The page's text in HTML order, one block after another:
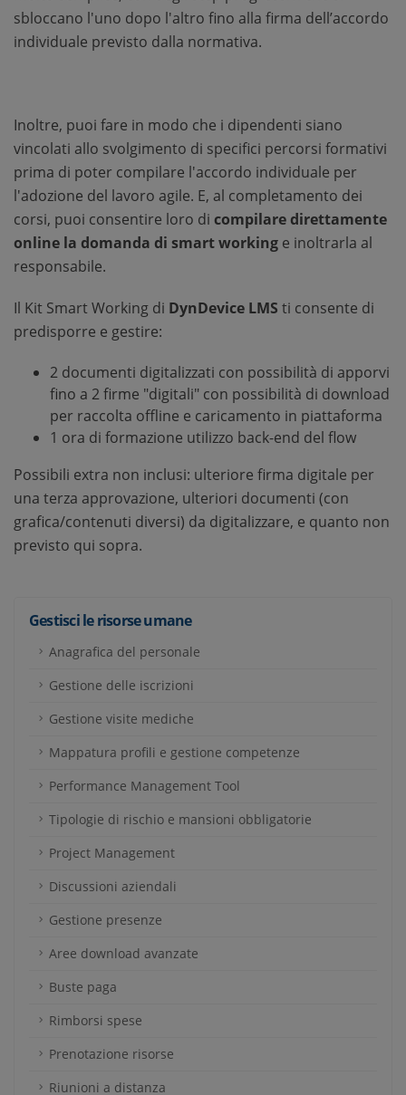
sbloccano l'uno dopo l'altro fino alla firma dell’accordo
individuale previsto dalla normativa.
Inoltre, puoi fare in modo che i dipendenti siano
vincolati allo svolgimento di specifici percorsi formativi
prima di poter compilare l'accordo individuale per
l'adozione del lavoro agile. E, al completamento dei
corsi, puoi consentire loro di compilare direttamente
online la domanda di smart working e inoltrarla al
responsabile.
Il Kit Smart Working di DynDevice LMS ti consente di
predisporre e gestire:
2 documenti digitalizzati con possibilità di apporvi
fino a 2 firme "digitali" con possibilità di download
per raccolta offline e caricamento in piattaforma
1 ora di formazione utilizzo back-end del flow
Possibili extra non inclusi: ulteriore firma digitale per
una terza approvazione, ulteriori documenti (con
grafica/contenuti diversi) da digitalizzare, e quanto non
previsto qui sopra.
Gestisci le risorse umane
Anagrafica del personale
Gestione delle iscrizioni
Gestione visite mediche
Mappatura profili e gestione competenze
Performance Management Tool
Tipologie di rischio e mansioni obbligatorie
Project Management
Discussioni aziendali
Gestione presenze
Aree download avanzate
Buste paga
Rimborsi spese
Prenotazione risorse
Riunioni a distanza